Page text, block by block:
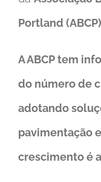
Portland (ABCP)
A ABCP tem
do número de
adotando
pavimentação
crescimento é